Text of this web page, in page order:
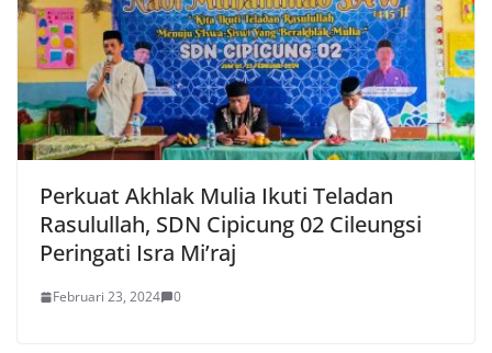
Perkuat Akhlak Mulia Ikuti Teladan
Rasulullah, SDN Cipicung 02 Cileungsi
Peringati Isra Mi’raj
Februari 23, 2024 0